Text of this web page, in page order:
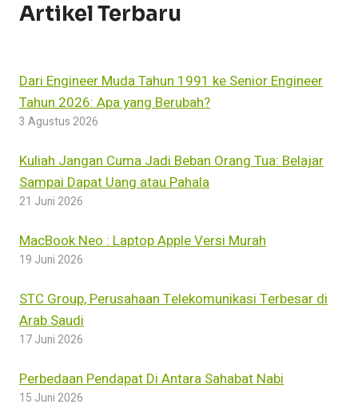
Artikel Terbaru
Dari Engineer Muda Tahun 1991 ke Senior Engineer
Tahun 2026: Apa yang Berubah?
3 Agustus 2026
Kuliah Jangan Cuma Jadi Beban Orang Tua: Belajar
Sampai Dapat Uang atau Pahala
21 Juni 2026
MacBook Neo : Laptop Apple Versi Murah
19 Juni 2026
STC Group, Perusahaan Telekomunikasi Terbesar di
Arab Saudi
17 Juni 2026
Perbedaan Pendapat Di Antara Sahabat Nabi
15 Juni 2026